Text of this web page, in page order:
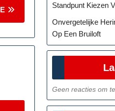
MORE
Standpunt Kiezen
Onvergetelijke
Op Een Bruiloft
Geen reacties om